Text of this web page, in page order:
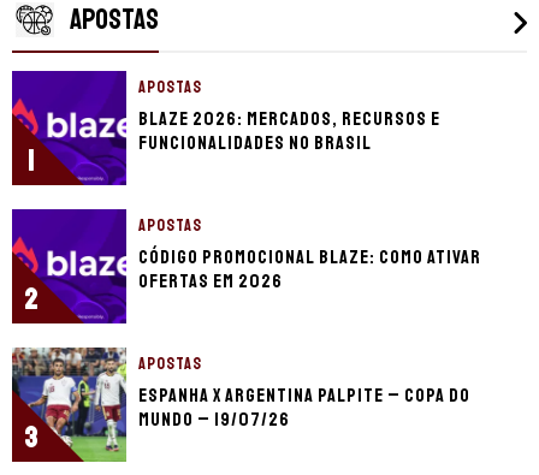
APOSTAS
1
APOSTAS
Blaze 2026: mercados, recursos e
funcionalidades no Brasil
2
APOSTAS
Código promocional Blaze: como ativar
ofertas em 2026
3
APOSTAS
Espanha x Argentina palpite – Copa do
Mundo – 19/07/26